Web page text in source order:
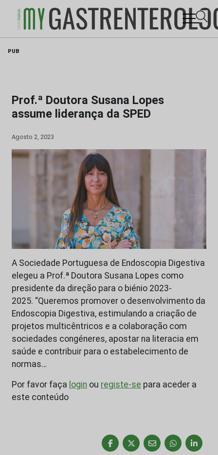
PUB
Prof.ª Doutora Susana Lopes
assume liderança da SPED
Agosto 2, 2023
A Sociedade Portuguesa de Endoscopia Digestiva
elegeu a Prof.ª Doutora Susana Lopes como
presidente da direção para o biénio 2023-
2025. “Queremos promover o desenvolvimento da
Endoscopia Digestiva, estimulando a criação de
projetos multicêntricos e a colaboração com
sociedades congéneres, apostar na literacia em
saúde e contribuir para o estabelecimento de
normas…
Por favor faça login ou registe-se para aceder a
este conteúdo